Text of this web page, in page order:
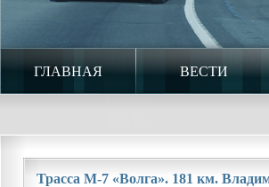
ГЛАВНАЯ ВЕСТИ
Трасса М-7 «Волга». 181 км.